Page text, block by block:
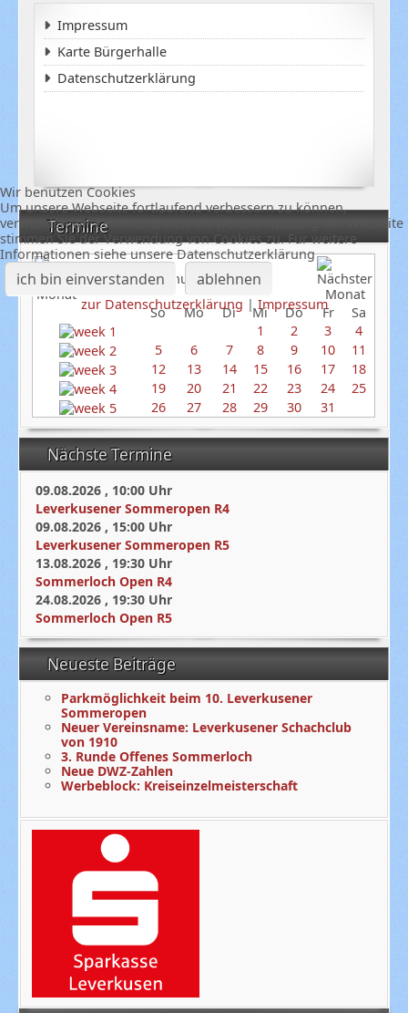
Termine
Januar 2025
So
Mo Di Mi Do Fr
Sa
1
2 3
4
5
6 7 8 9 10
11
12
13 14 15 16 17
18
19
20 21 22 23 24
25
26
27 28 29 30 31
Nächste Termine
09.08.2026 , 10:00 Uhr
Leverkusener Sommeropen R4
09.08.2026 , 15:00 Uhr
Leverkusener Sommeropen R5
13.08.2026 , 19:30 Uhr
Sommerloch Open R4
24.08.2026 , 19:30 Uhr
Sommerloch Open R5
Neueste Beiträge
Parkmöglichkeit beim 10. Leverkusener
Sommeropen
Neuer Vereinsname: Leverkusener Schachclub
von 1910
3. Runde Offenes Sommerloch
Neue DWZ-Zahlen
Werbeblock: Kreiseinzelmeisterschaft
Impressum
Karte Bürgerhalle
Datenschutzerklärung
Wir benutzen Cookies
Um unsere Webseite fortlaufend verbessern zu können,
verwenden wir Cookies. Durch die weitere Nutzung der Webseite
stimmen Sie der Verwendung von Cookies zu. Für weitere
Informationen siehe unsere Datenschutzerklärung
ich bin einverstanden ablehnen
zur Datenschutzerklärung |Impressum